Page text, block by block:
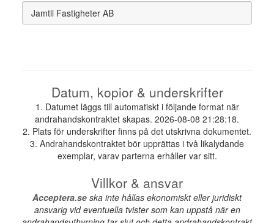
Datum, kopior & underskrifter
1. Datumet läggs till automatiskt i följande format när
andrahandskontraktet skapas. 2026-08-08 21:28:18.
2. Plats för underskrifter finns på det utskrivna dokumentet.
3. Andrahandskontraktet bör upprättas i två likalydande
exemplar, varav parterna erhåller var sitt.
Villkor & ansvar
Acceptera.se ska inte hållas ekonomiskt eller juridiskt
ansvarig vid eventuella tvister som kan uppstå när en